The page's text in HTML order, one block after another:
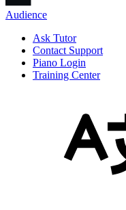
Audience
Ask Tutor
Contact Support
Piano Login
Training Center